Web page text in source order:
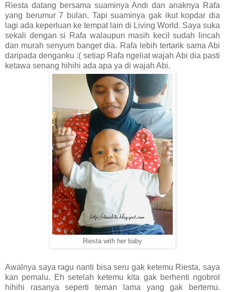
Riesta datang bersama suaminya Andi dan anaknya Rafa
yang berumur 7 bulan. Tapi suaminya gak ikut kopdar dia
lagi ada keperluan ke tempat lain di Living World. Saya suka
sekali dengan si Rafa walaupun masih kecil sudah lincah
dan murah senyum banget dia. Rafa lebih tertarik sama Abi
daripada denganku :( setiap Rafa ngeliat wajah Abi dia pasti
ketawa senang hihihi ada apa ya di wajah Abi.
Riesta with her baby
Awalnya saya ragu nanti bisa seru gak ketemu Riesta, saya
kan pemalu. Eh setelah ketemu kita gak berhenti ngobrol
hihihi rasanya seperti teman lama yang gak bertemu.